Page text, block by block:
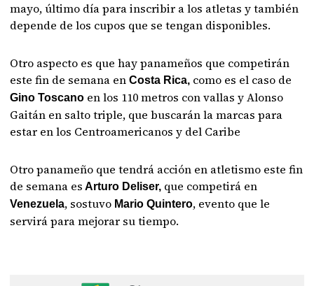
mayo, último día para inscribir a los atletas y también
depende de los cupos que se tengan disponibles.
Otro aspecto es que hay panameños que competirán
este fin de semana enCosta Rica, como es el caso de
Gino Toscano en los 110 metros con vallas y Alonso
Gaitán en salto triple, que buscarán la marcas para
estar en los Centroamericanos y del Caribe
Otro panameño que tendrá acción en atletismo este fin
de semana es Arturo Deliser, que competirá en
Venezuela, sostuvo Mario Quintero, evento que le
servirá para mejorar su tiempo.